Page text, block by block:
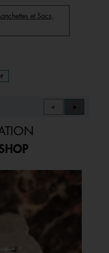
et Sacs,
Précédent
Reviews
◄
Suivant
Reviews
►
the previous and next buttons to